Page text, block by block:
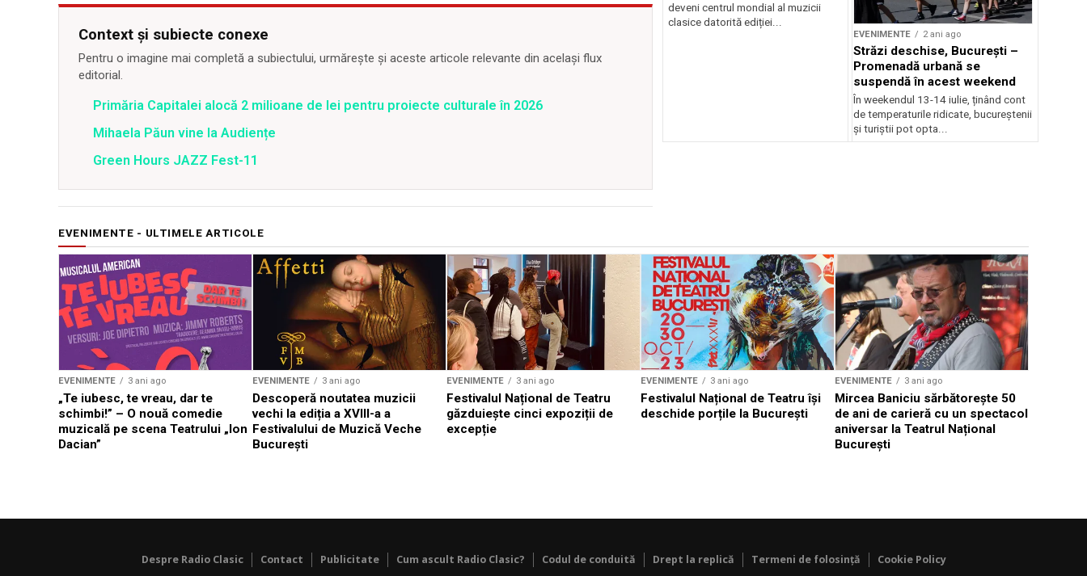
Context și subiecte conexe
Pentru o imagine mai completă a subiectului, urmărește și aceste articole relevante din același flux
editorial.
Primăria Capitalei alocă 2 milioane de lei pentru proiecte culturale în 2026
Mihaela Păun vine la Audiențe
Green Hours JAZZ Fest-11
deveni centrul mondial al muzicii
clasice datorită ediției...
EVENIMENTE 2 ani ago
Străzi deschise, București –
Promenadă urbană se
suspendă în acest weekend
În weekendul 13-14 iulie, ținând cont
de temperaturile ridicate, bucureștenii
și turiștii pot opta...
EVENIMENTE - ULTIMELE ARTICOLE
EVENIMENTE 3 ani ago
„Te iubesc, te vreau, dar te
schimbi!” – O nouă comedie
muzicală pe scena Teatrului „Ion
Dacian”
EVENIMENTE 3 ani ago
Descoperă noutatea muzicii
vechi la ediția a XVIII-a a
Festivalului de Muzică Veche
București
EVENIMENTE 3 ani ago
Festivalul Național de Teatru
găzduiește cinci expoziții de
excepție
EVENIMENTE 3 ani ago
Festivalul Național de Teatru își
deschide porțile la București
EVENIMENTE 3 ani ago
Mircea Baniciu sărbătorește 50
de ani de carieră cu un spectacol
aniversar la Teatrul Național
București
Despre Radio Clasic Contact Publicitate Cum ascult Radio Clasic? Codul de conduită Drept la replică Termeni de folosință Cookie Policy